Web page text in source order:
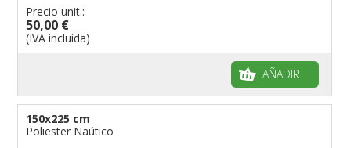
banderas para grupos musicales
Banderas para niños
Precio unit.:
50,00 €
(IVA incluída)
AÑADIR
150x225 cm
Poliester Naútico